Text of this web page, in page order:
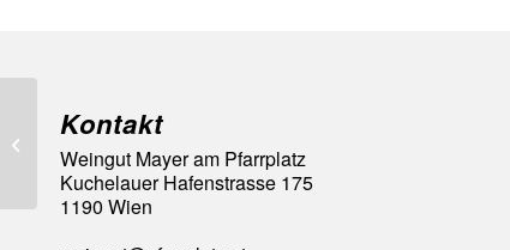
Kontakt
Weingut Mayer am Pfarrplatz
Kuchelauer Hafenstrasse 175
1190 Wien
94 Punkte im A la Carte Weinführer,
unter den Besten in Wien